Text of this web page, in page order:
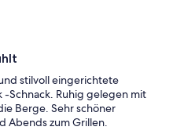
stilvoll eingerichtete
Schnack. Ruhig gelegen mit
Berge. Sehr schöner
Abends zum Grillen.